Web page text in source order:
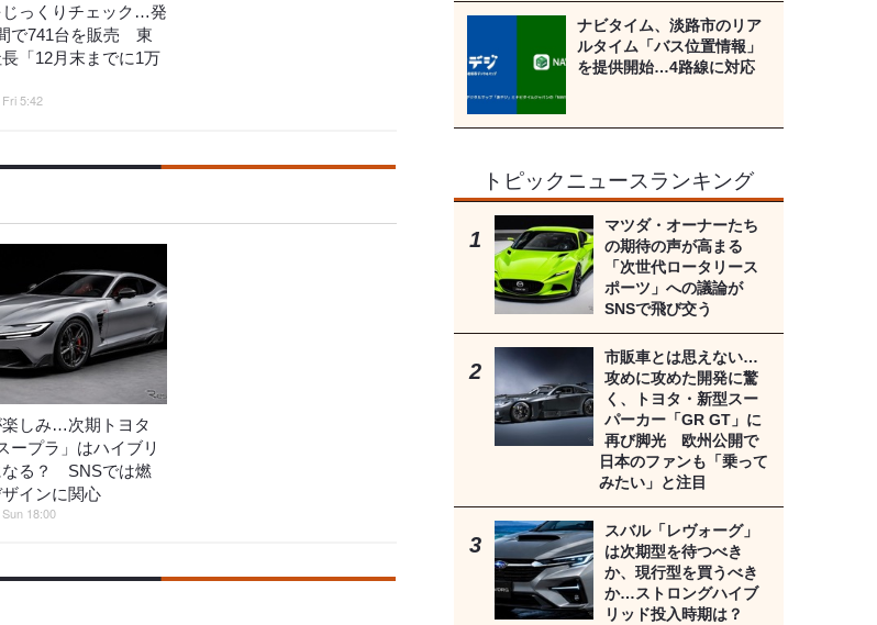
っくりチェック…発
で741台を販売 東
「12月末までに1万
5:42
しみ…次期トヨタ
ープラ」はハイブリ
なる？ SNSでは燃
インに関心
18:00
ナビタイム、淡路市のリア
ルタイム「バス位置情報」
を提供開始…4路線に対応
トピックニュースランキング
マツダ・オーナーたち
の期待の声が高まる
「次世代ロータリース
ポーツ」への議論が
SNSで飛び交う
市販車とは思えない…
攻めに攻めた開発に驚
く、トヨタ・新型スー
パーカー「GR GT」に
再び脚光 欧州公開で
日本のファンも「乗って
みたい」と注目
スバル「レヴォーグ」
は次期型を待つべき
か、現行型を買うべき
か…ストロングハイブ
リッド投入時期は？